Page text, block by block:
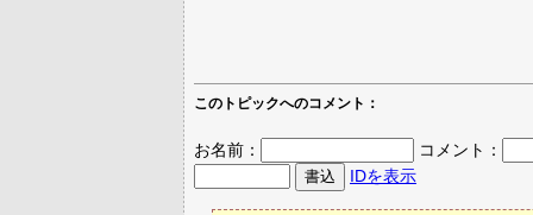
このトピックへのコメント：
お名前：
コメント：
IDを表示